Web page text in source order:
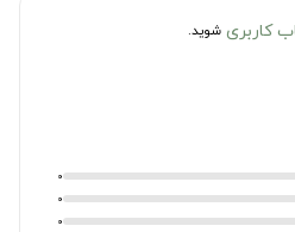
کاربری شوید.
0
0
0